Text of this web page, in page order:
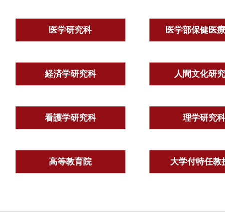
医学研究科 医学部保健医
経済学研究科 人間文化研
看護学研究科 理学研究
高等教育院 大学付特任教